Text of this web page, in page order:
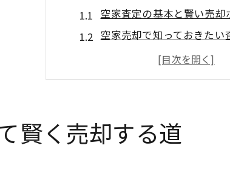
空家査定の基本と賢い売却
空家売却で知っておきたい
空家を高く売るための準備
空家査定後の最適な売却戦
老朽化リスクを避ける空家活用法
空家の老朽化を防ぐ管理と
賢く売却する道